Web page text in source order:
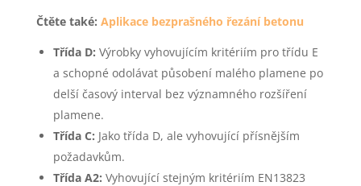
Čtěte také: Aplikace bezprašného řezání betonu
Třída D: Výrobky vyhovujícím kritériím pro třídu E
a schopné odolávat působení malého plamene po
delší časový interval bez významného rozšíření
plamene.
Třída C: Jako třída D, ale vyhovující přísnějším
požadavkům.
Třída A2: Vyhovující stejným kritériím EN13823